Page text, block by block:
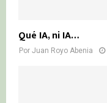
Qué IA, ni IA…
Por Juan Royo Abenia